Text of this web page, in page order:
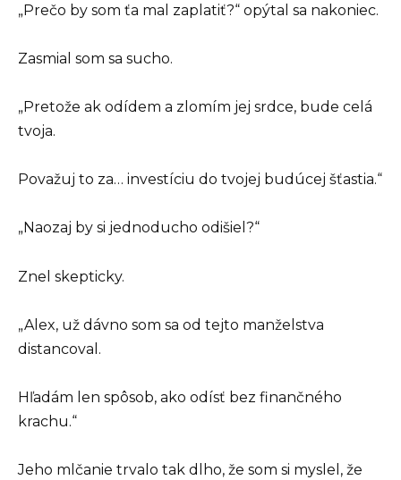
„Prečo by som ťa mal zaplatiť?“ opýtal sa nakoniec.
Zasmial som sa sucho.
„Pretože ak odídem a zlomím jej srdce, bude celá
tvoja.
Považuj to za… investíciu do tvojej budúcej šťastia.“
„Naozaj by si jednoducho odišiel?“
Znel skepticky.
„Alex, už dávno som sa od tejto manželstva
distancoval.
Hľadám len spôsob, ako odísť bez finančného
krachu.“
Jeho mlčanie trvalo tak dlho, že som si myslel, že